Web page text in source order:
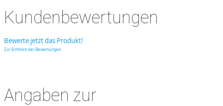
Kundenbewertungen
Bewerte jetzt das Produkt!
Zur Echtheit der Bewertungen
Angaben zur